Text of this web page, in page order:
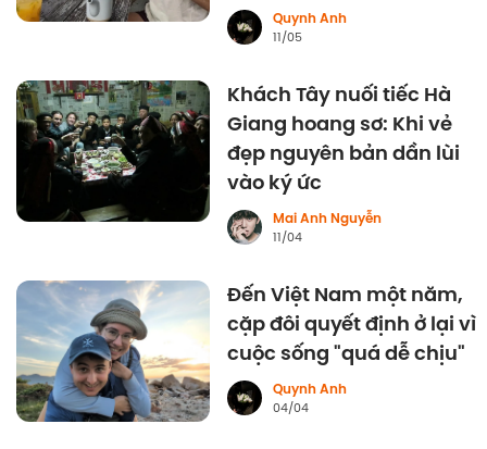
Quynh Anh
11/05
Khách Tây nuối tiếc Hà
Giang hoang sơ: Khi vẻ
đẹp nguyên bản dần lùi
vào ký ức
Mai Anh Nguyễn
11/04
Đến Việt Nam một năm,
cặp đôi quyết định ở lại vì
cuộc sống "quá dễ chịu"
Quynh Anh
04/04